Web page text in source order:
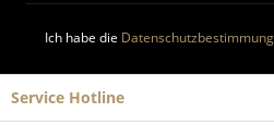
Ich habe die
Service Hotline